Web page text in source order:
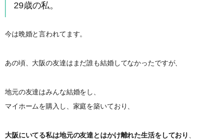
29歳の私。
今は晩婚と言われてます。
あの頃、大阪の友達はまだ誰も結婚してなかったですが、
地元の友達はみんな結婚をし、
マイホームを購入し、家庭を築いており、
大阪にいてる私は地元の友達とはかけ離れた生活をしており 、